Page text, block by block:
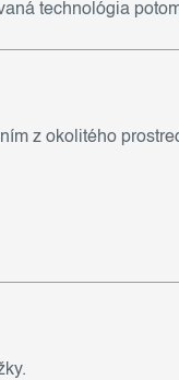
technológia
z okolitého